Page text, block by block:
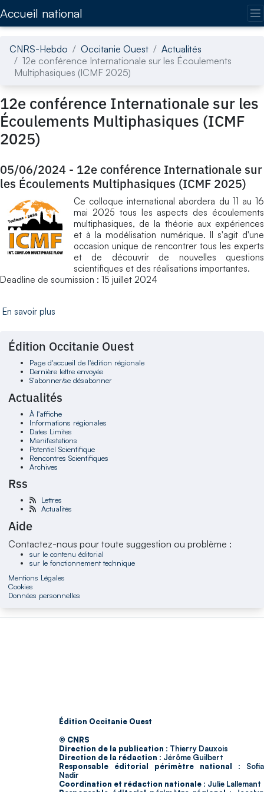
Accueil national
CNRS-Hebdo Occitanie Ouest
Actualités
12e conférence Internationale sur les Écoulements
Multiphasiques (ICMF 2025)
12e conférence Internationale sur les
Écoulements Multiphasiques (ICMF
2025)
05/06/2024 - 12e conférence Internationale sur
les Écoulements Multiphasiques (ICMF 2025)
Ce colloque international abordera du 11 au 16
mai 2025 tous les aspects des écoulements
multiphasiques, de la théorie aux expériences
et à la modélisation numérique. Il s'agit d'une
occasion unique de rencontrer tous les experts
et de découvrir de nouvelles questions
scientifiques et des réalisations importantes.
Deadline de soumission : 15 juillet 2024
En savoir plus
Édition Occitanie Ouest
Page d'accueil de l'édition régionale
Dernière lettre envoyée
S'abonner/se désabonner
Actualités
À l'affiche
Informations régionales
Dates Limites
Manifestations
Potentiel Scientifique
Rencontres Scientifiques
Archives
Rss
Lettres
Actualités
Aide
Contactez-nous pour toute suggestion ou problème :
sur le contenu éditorial
sur le fonctionnement technique
Mentions Légales
Cookies
Données personnelles
Édition Occitanie Ouest
© CNRS
Direction de la publication : Thierry Dauxois
Direction de la rédaction : Jérôme Guilbert
Responsable éditorial périmètre national : Sofia
Nadir
Coordination et rédaction nationale : Julie Lallemant